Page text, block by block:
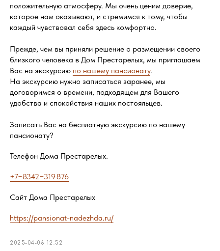
положительную атмосферу. Мы очень ценим доверие,
которое нам оказывают, и стремимся к тому, чтобы
каждый чувствовал себя здесь комфортно.
Прежде, чем вы приняли решение о размещении своего
близкого человека в Дом Престарелых, мы приглашаем
Вас на экскурсию по нашему пансионату.
На экскурсию нужно записаться заранее, мы
договоримся о времени, подходящем для Вашего
удобства и спокойствия наших постояльцев.
Записать Вас на бесплатную экскурсию по нашему
пансионату?
Телефон Дома Престарелых.
+7−8342−319 876
Сайт Дома Престарелых
https://pansionat-nadezhda.ru/
2025-04-06 12:52